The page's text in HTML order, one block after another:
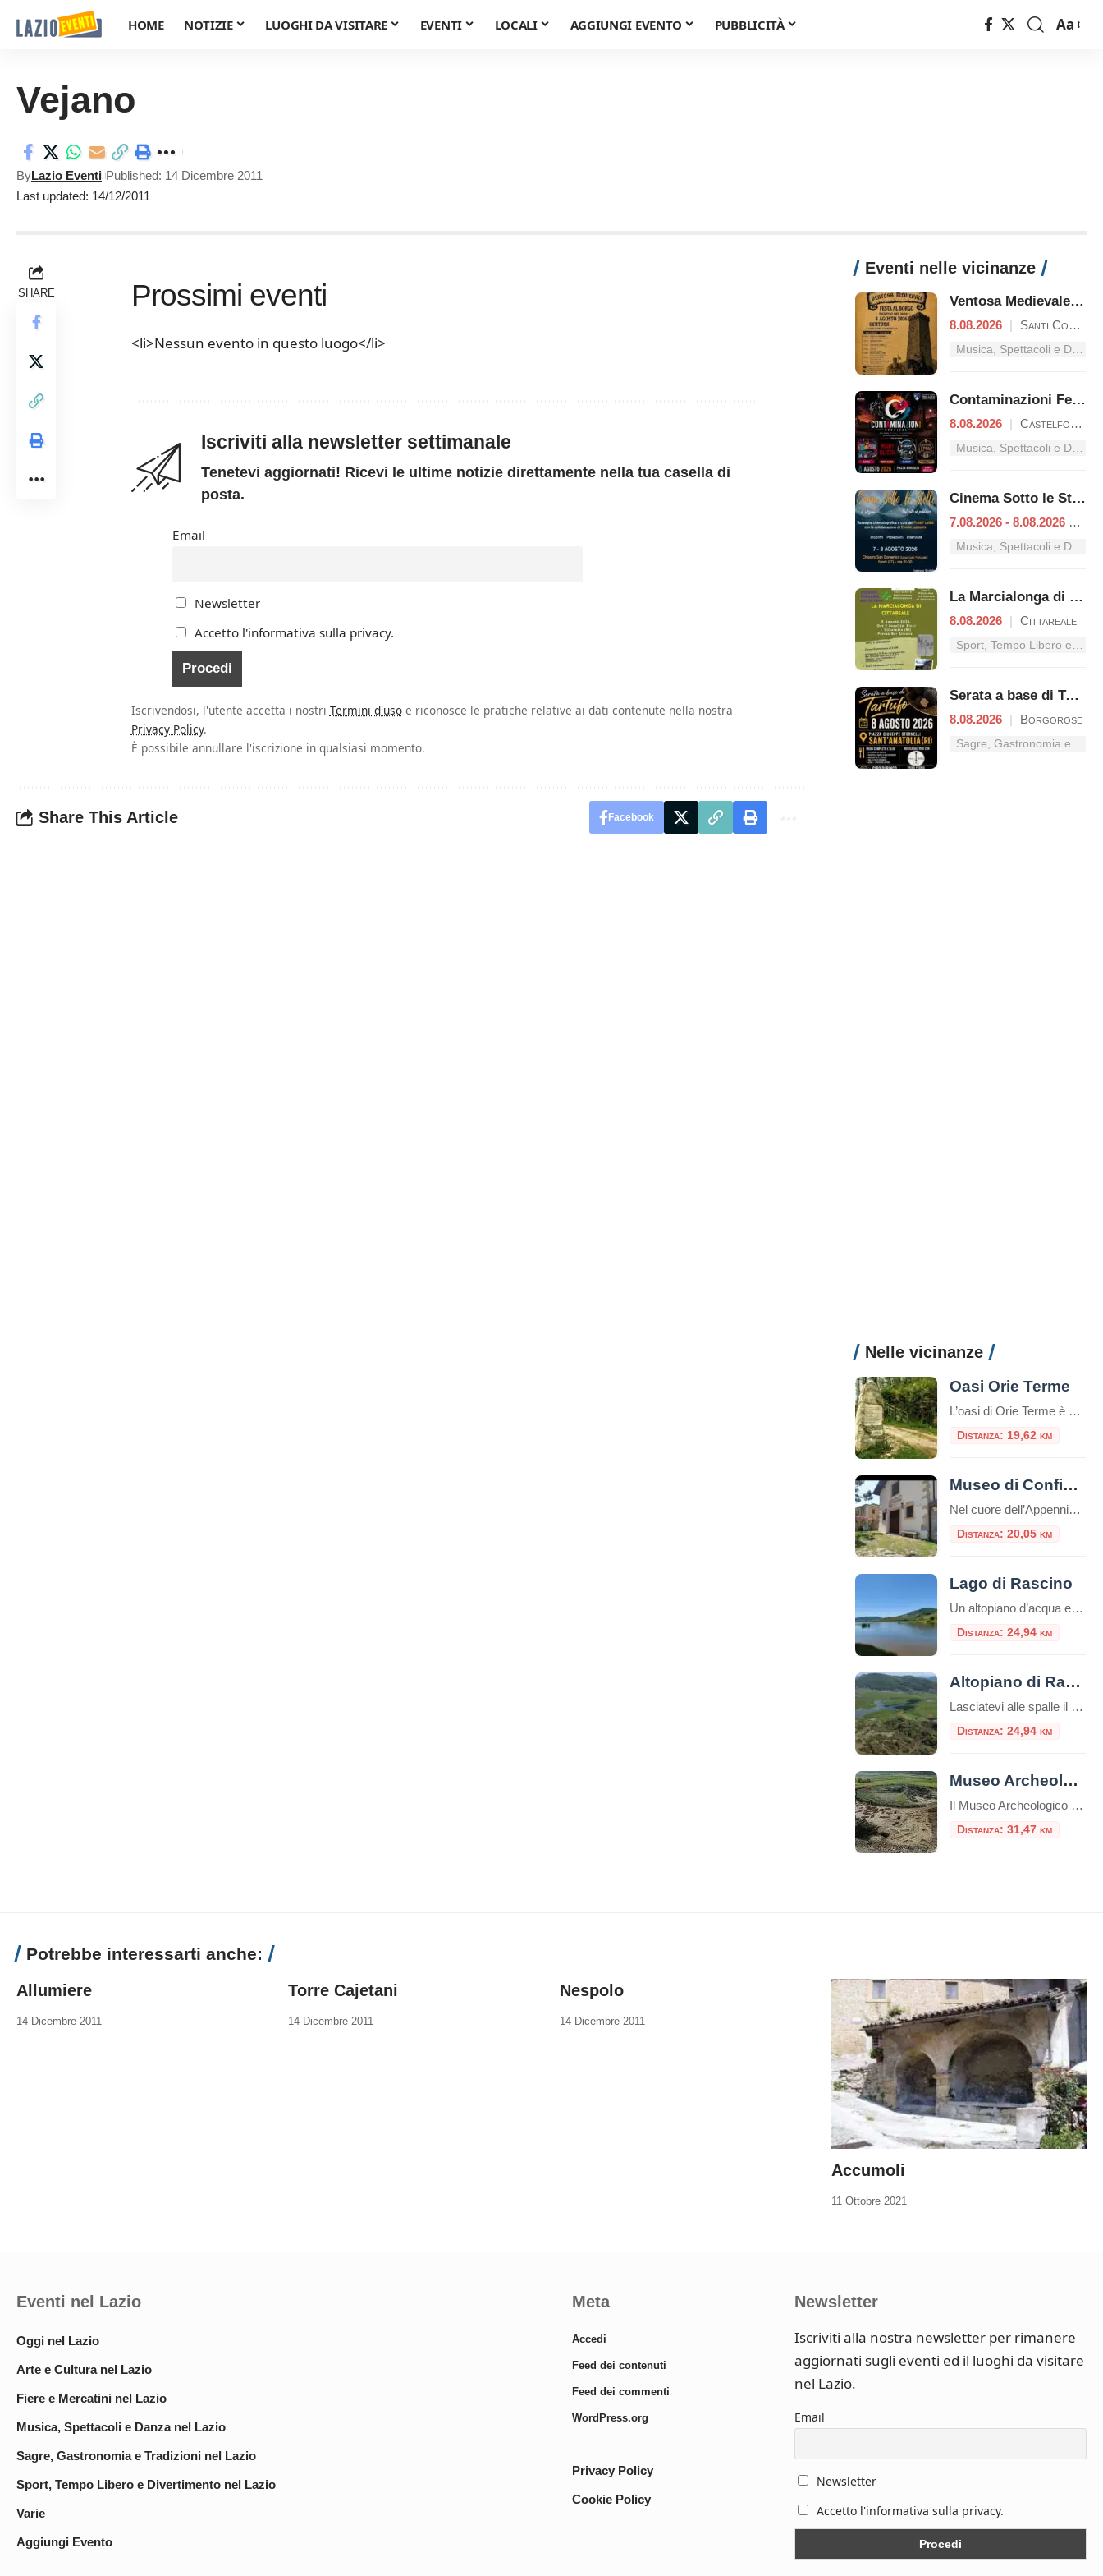
HOME NOTIZIE LUOGHI DA VISITARE EVENTI LOCALI AGGIUNGI EVENTO PUBBLICITÀ
Font
Aa
Vejano
Last updated: 14/12/2011
ByLazio Eventi Published: 14 Dicembre 2011
SHARE Prossimi eventi
<li>Nessun evento in questo luogo</li>
Iscriviti alla newsletter settimanale
Tenetevi aggiornati! Ricevi le ultime notizie direttamente nella tua casella di
posta.
Email
Newsletter
Accetto l'informativa sulla privacy.
Iscrivendosi, l'utente accetta i nostri Termini d'usoe riconosce le pratiche relative ai dati contenute nella nostra
Privacy Policy.
È possibile annullare l'iscrizione in qualsiasi momento.
Share This Article Facebook
Eventi nelle vicinanze
Ventosa Medievale: Festa al Borgo
8.08.2026 | Santi Cosma e Damiano
Musica, Spettacoli e Danza nel Lazio
Contaminazioni Festival
8.08.2026 | Castelforte
Musica, Spettacoli e Danza nel Lazio
Cinema Sotto le Stelle – Dal mito al pubblico
7.08.2026 - 8.08.2026 |
Musica, Spettacoli e Danza nel Lazio
La Marcialonga di Cittareale
8.08.2026 | Cittareale
Sport, Tempo Libero e Divertimento nel Lazio
Serata a base di Tartufo
8.08.2026 | Borgorose
Sagre, Gastronomia e Tradizioni nel Lazio
Nelle vicinanze
Oasi Orie Terme
L’oasi di Orie Terme è un parco naturalistico del comune di Amatrice, nella frazione di Configno, di proprietà della famiglia Betturri. Il parco “è un omaggio alla Terra e alla natura per promuovere l’educazione e la cultura del rispetto dell’ambiente”, accoglie oltre che a numerosi animali, anche dei testi scritti ispirandosi alla Passione di Gesù, […]
Distanza: 19,62 km
Museo di Configno
Nel cuore dell’Appennino laziale, nella frazione di Configno, a pochi chilometri da Amatrice, sorge il Museo delle Arti e Tradizioni Popolari di Configno. Questo museo etnografico rappresenta un punto di riferimento culturale per la conservazione della memoria storica e delle tradizioni locali Il museo ha sede in un edificio costruito nel 1928, originariamente utilizzato come […]
Distanza: 20,05 km
Lago di Rascino
Un altopiano d’acqua e silenzio nel cuore dell’Appennino laziale Sospeso a mille metri d’altitudine, nel cuore dei Monti Carseolani, il Lago di Rascino è un piccolo mondo a parte: un’oasi d’acqua e di quiete dove la natura domina ancora incontrastata. Situato nel comune di Fiamignano, in provincia di Rieti, questo lago carsico rappresenta uno dei […]
Distanza: 24,94 km
Altopiano di Rascino
Lasciatevi alle spalle il trambusto della città e preparatevi a scoprire un luogo dove la natura regna sovrana e il tempo sembra scorrere a un ritmo diverso. Benvenuti sull’Altopiano di Rascino, un vasto tavolato carsico a oltre 1100 metri di altitudine, incastonato nell’Appennino Centrale, nel cuore del Cicolano in provincia di Rieti. Spesso definito “il […]
Distanza: 24,94 km
Museo Archeologico del Cicolano
Il Museo Archeologico del Cicolano (Mac) non è più un sogno: è stato ufficialmente aperto sabato 17 dicembre, con la benedizione del parroco con Francesco Salvi; arriva come un regalo di Natale e come tale l’ingresso sarà gratuito fino al 7 g
Distanza: 31,47 km
Potrebbe interessarti anche:
Allumiere
14 Dicembre 2011
Torre Cajetani
14 Dicembre 2011
Nespolo
14 Dicembre 2011
Accumoli
11 Ottobre 2021
Eventi nel Lazio
Oggi nel Lazio
Arte e Cultura nel Lazio
Fiere e Mercatini nel Lazio
Musica, Spettacoli e Danza nel Lazio
Sagre, Gastronomia e Tradizioni nel Lazio
Sport, Tempo Libero e Divertimento nel Lazio
Varie
Aggiungi Evento
Meta
Accedi
Feed dei contenuti
Feed dei commenti
WordPress.org
Privacy Policy
Cookie Policy
Newsletter
Iscriviti alla nostra newsletter per rimanere
aggiornati sugli eventi ed il luoghi da visitare
nel Lazio.
Email
Newsletter
Accetto l'informativa sulla privacy.